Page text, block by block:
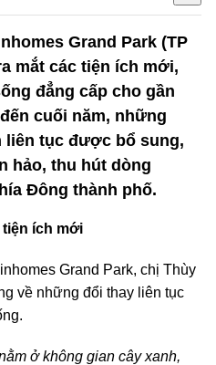
Grand Park (TP
mắt các tiện ích mới,
đẳng cấp cho gần
cuối năm, những
liên tục được bổ sung,
hảo, thu hút dòng
Đông thành phố.
ích mới
Grand Park, chị Thùy
về những đổi thay liên tục
ở không gian cây xanh,